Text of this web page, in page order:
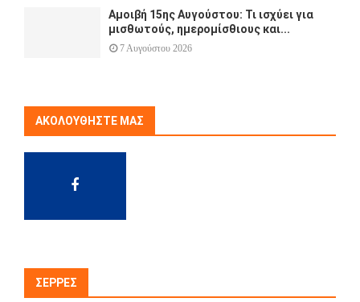
Αμοιβή 15ης Αυγούστου: Τι ισχύει για
μισθωτούς, ημερομίσθιους και...
7 Αυγούστου 2026
ΑΚΟΛΟΥΘΉΣΤΕ ΜΑΣ
ΣΈΡΡΕΣ